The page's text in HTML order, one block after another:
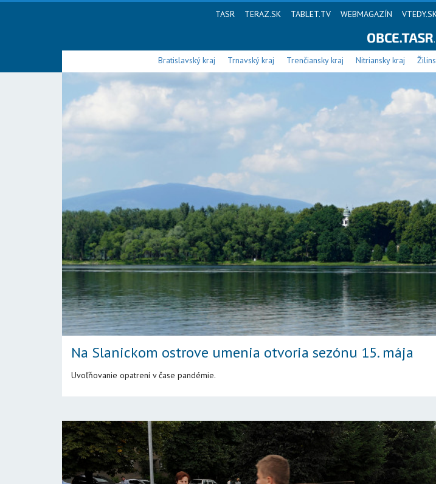
TASR TERAZ.SK TABLET.TV WEBMAGAZÍN
Bratislavský kraj Trnavský kraj Trenčiansky kraj Nitriansky kraj
Na Slanickom ostrove umenia otvoria sezónu 15. mája
Uvoľňovanie opatrení v čase pandémie.